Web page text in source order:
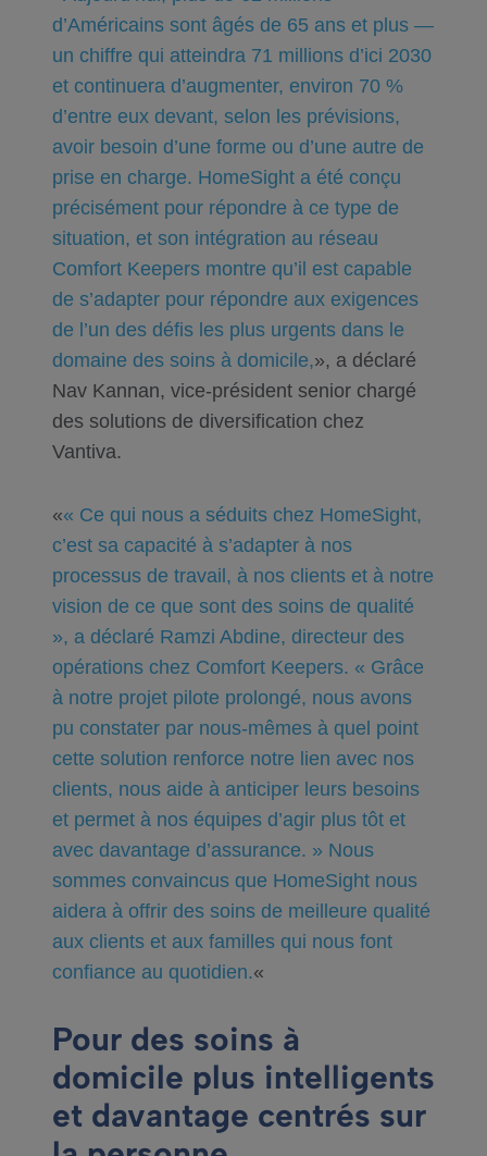
d’Américains sont âgés de 65 ans et plus —
un chiffre qui atteindra 71 millions d’ici 2030
et continuera d’augmenter, environ 70 %
d’entre eux devant, selon les prévisions,
avoir besoin d’une forme ou d’une autre de
prise en charge. HomeSight a été conçu
précisément pour répondre à ce type de
situation, et son intégration au réseau
Comfort Keepers montre qu’il est capable
de s’adapter pour répondre aux exigences
de l’un des défis les plus urgents dans le
domaine des soins à domicile,», a déclaré
Nav Kannan, vice-président senior chargé
des solutions de diversification chez
Vantiva.
«« Ce qui nous a séduits chez HomeSight,
c’est sa capacité à s’adapter à nos
processus de travail, à nos clients et à notre
vision de ce que sont des soins de qualité
», a déclaré Ramzi Abdine, directeur des
opérations chez Comfort Keepers. « Grâce
à notre projet pilote prolongé, nous avons
pu constater par nous-mêmes à quel point
cette solution renforce notre lien avec nos
clients, nous aide à anticiper leurs besoins
et permet à nos équipes d’agir plus tôt et
avec davantage d’assurance. » Nous
sommes convaincus que HomeSight nous
aidera à offrir des soins de meilleure qualité
aux clients et aux familles qui nous font
confiance au quotidien.«
Pour des soins à
domicile plus intelligents
et davantage centrés sur